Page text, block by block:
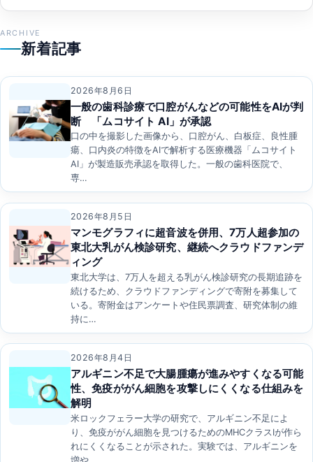
シ
ョ
ン
ARCHIVE
新着記事
2026年8月6日
一般の歯科診療で口腔がんなどの可能性をAIが判
断 「ムコサイト AI」が承認
口の中を撮影した画像から、口腔がん、白板症、良性腫
瘍、口内炎の特徴をAIで解析する医療機器「ムコサイト
AI」が製造販売承認を取得した。一般の歯科医院で、
専…
2026年8月5日
マンモグラフィに超音波を併用、7万人超参加の
東北大乳がん検診研究、継続へクラウドファンデ
ィング
東北大学は、7万人を超える乳がん検診研究の長期追跡を
続けるため、クラウドファンディングで寄附を募集して
いる。寄附金はアンケートや住民票調査、研究体制の維
持に…
2026年8月4日
アルギニン不足で大腸腫瘍が進みやすくなる可能
性、免疫ががん細胞を攻撃しにくくなる仕組みを
解明
米ロックフェラー大学の研究で、アルギニン不足によ
り、免疫ががん細胞を見つけるためのMHCクラスIが作ら
れにくくなることが示された。実験では、アルギニンを